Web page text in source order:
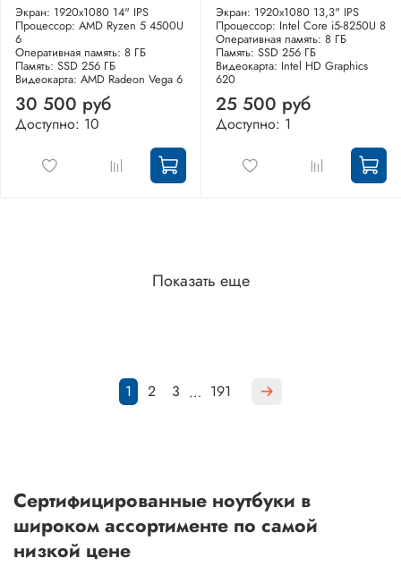
Экран: 1920x1080 14" IPS
Процессор: AMD Ryzen 5 4500U
6
Оперативная память: 8 ГБ
Память: SSD 256 ГБ
Видеокарта: AMD Radeon Vega 6
30 500 руб
Доступно: 10
Экран: 1920x1080 13,3" IPS
Процессор: Intel Core i5-8250U 8
Оперативная память: 8 ГБ
Память: SSD 256 ГБ
Видеокарта: Intel HD Graphics
620
25 500 руб
Доступно: 1
Показать еще
1 2 3 … 191
Сертифицированные ноутбуки в
широком ассортименте по самой
низкой цене